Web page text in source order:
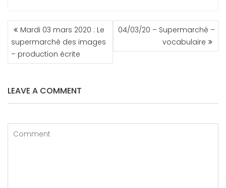
NAVIGATION
DE
L’ARTICLE
Mardi 03 mars 2020 : Le
supermarché des images
– production écrite
04/03/20 – Supermarché –
vocabulaire
LEAVE A COMMENT